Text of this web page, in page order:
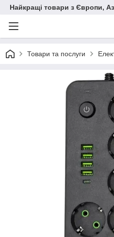
Найкращі товари з Європи,
Товари та послуги